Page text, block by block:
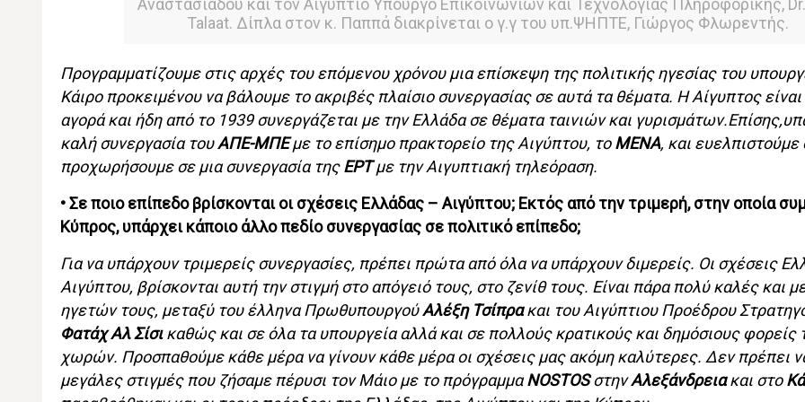
Talaat. Δίπλα στον κ. Παππά διακρίνεται ο γ.γ του υπ.ΨΗΠΤΕ, Γιώργος Φλωρεντής.
Προγραμματίζουμε στις αρχές του επόμενου χρόνου μια επίσκεψη της πολιτικής ηγεσίας του
Κάιρο προκειμένου να βάλουμε το ακριβές πλαίσιο συνεργασίας σε αυτά τα θέματα. Η Αίγυπτος
αγορά και ήδη από το 1939 συνεργάζεται με την Ελλάδα σε θέματα ταινιών και
καλή συνεργασία τουΑΠΕ-ΜΠΕμε το επίσημο πρακτορείο της Αιγύπτου, τοΜΕΝΑ, και ευελπιστούμε
προχωρήσουμε σε μια συνεργασία τηςΕΡΤμε την Αιγυπτιακή τηλεόραση.
• Σε ποιο επίπεδο βρίσκονται οι σχέσεις Ελλάδας – Αιγύπτου; Εκτός από την τριμερή, στην οποία
Κύπρος, υπάρχει κάποιο άλλο πεδίο συνεργασίας σε πολιτικό επίπεδο;
Για να υπάρχουν τριμερείς συνεργασίες, πρέπει πρώτα από όλα να υπάρχουν διμερείς. Οι σχέσεις
Αιγύπτου, βρίσκονται αυτή την στιγμή στο απόγειό τους, στο ζενίθ τους. Είναι πάρα πολύ καλές και
ηγετών τους, μεταξύ του έλληνα ΠρωθυπουργούΑλέξη Τσίπρακαι του Αιγύπτιου Προέδρου
Φατάχ Αλ Σίσικαθώς και σε όλα τα υπουργεία αλλά και σε πολλούς κρατικούς και δημόσιους φορείς
χωρών. Προσπαθούμε κάθε μέρα να γίνουν κάθε μέρα οι σχέσεις μας ακόμη καλύτερες. Δεν πρέπει
μεγάλες στιγμές που ζήσαμε πέρυσι τον Μάιο με το πρόγραμμαNOSTOSστηνΑλεξάνδρειακαι στο